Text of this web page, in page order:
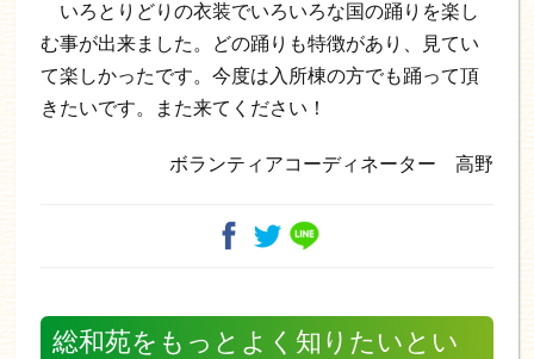
いろとりどりの衣装でいろいろな国の踊りを楽し
む事が出来ました。どの踊りも特徴があり、見てい
て楽しかったです。今度は入所棟の方でも踊って頂
きたいです。また来てください！
ボランティアコーディネーター 高野
総和苑をもっとよく知りたいとい